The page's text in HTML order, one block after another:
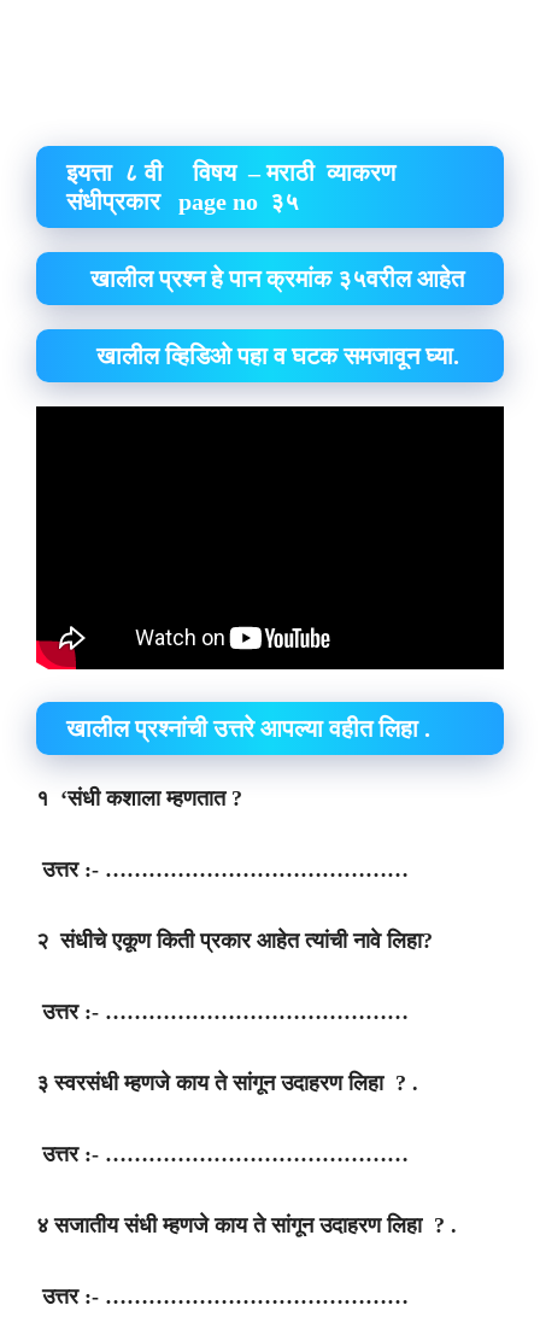
इयत्ता ८ वी विषय – मराठी व्याकरण
संधीप्रकार page no ३५
खालील प्रश्न हे पान क्रमांक ३५वरील आहेत
खालील व्हिडिओ पहा व घटक समजावून घ्या.
खालील प्रश्नांची उत्तरे आपल्या वहीत लिहा .
१ ‘संधी कशाला म्हणतात ?
उत्तर :- ……………………………………
२ संधीचे एकूण किती प्रकार आहेत त्यांची नावे लिहा?
उत्तर :- ……………………………………
३ स्वरसंधी म्हणजे काय ते सांगून उदाहरण लिहा ? .
उत्तर :- ……………………………………
४ सजातीय संधी म्हणजे काय ते सांगून उदाहरण लिहा ? .
उत्तर :- ……………………………………